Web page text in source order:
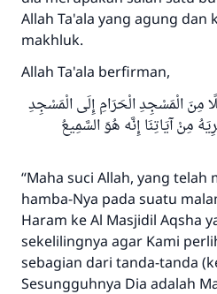
Allah Ta'ala yang agung dan
makhluk.
Allah Ta'ala berfirman,
مِنَ الْمَسْجِدِ الْحَرَامِ إِلَى الْمَسْجِدِ
مِنْ آيَاتِنَا إِنَّه هُوَ السَّمِيعُ
“Maha suci Allah, yang telah
hamba-Nya pada suatu
Haram ke Al Masjidil Aqsha
sekelilingnya agar Kami
sebagian dari tanda-tanda
Sesungguhnya Dia adalah